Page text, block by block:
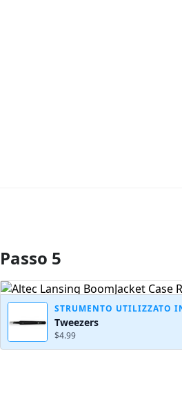
Aggiungi Commento
Passo 5
STRUMENTO UTILIZZATO
Tweezers
$4.99